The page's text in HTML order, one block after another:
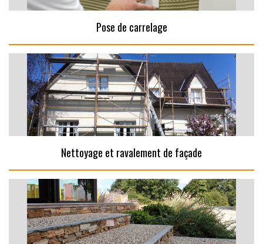
Pose de carrelage
Nettoyage et ravalement de façade